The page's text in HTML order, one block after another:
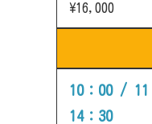
\16,000
10：00 /
14：30